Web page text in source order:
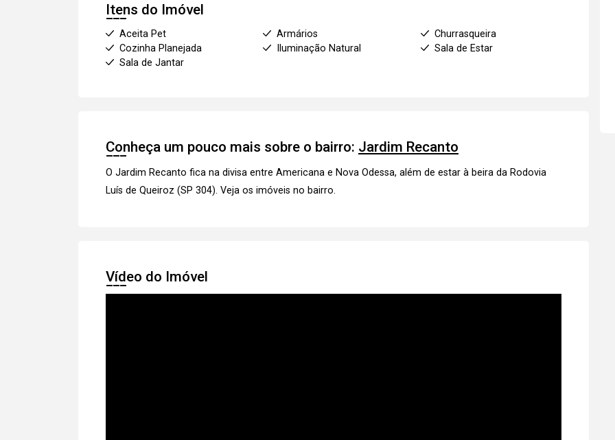
Itens do Imóvel
Aceita Pet Armários
Churrasqueira
Cozinha Planejada
Iluminação Natural
Sala de Estar
Sala de Jantar
Conheça um pouco mais sobre o bairro: Jardim Recanto
O Jardim Recanto fica na divisa entre Americana e Nova Odessa, além de estar à beira da Rodovia
Luís de Queiroz (SP 304). Veja os imóveis no bairro.
Vídeo do Imóvel